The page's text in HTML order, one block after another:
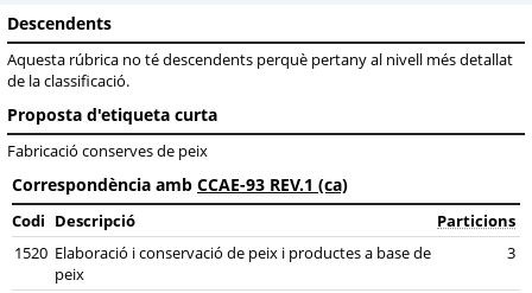
Descendents
Aquesta rúbrica no té descendents perquè pertany al nivell més detallat
de la classificació.
Proposta d'etiqueta curta
Fabricació conserves de peix
Correspondència amb CCAE-93 REV.1 (ca)
Codi Descripció
Particions
1520 Elaboració i conservació de peix i productes a base de
peix
3